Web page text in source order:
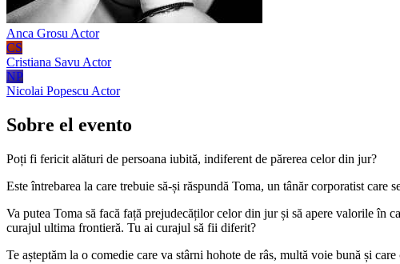
Anca Grosu Actor
CS
Cristiana Savu Actor
NP
Nicolai Popescu Actor
Sobre el evento
Poți fi fericit alături de persoana iubită, indiferent de părerea celor din jur?
Este întrebarea la care trebuie să-și răspundă Toma, un tânăr corporatist care
Va putea Toma să facă față prejudecăților celor din jur și să apere valorile în
curajul ultima frontieră. Tu ai curajul să fii diferit?
Te așteptăm la o comedie care va stârni hohote de râs, multă voie bună și